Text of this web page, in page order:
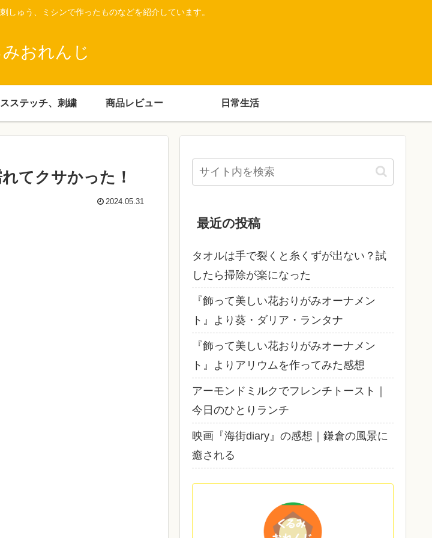
しゅう、ミシンで作ったものなどを紹介しています。
みおれんじ
ステッチ、刺繍 商品レビュー 日常生活
てクサかった！
2024.05.31
最近の投稿
タオルは手で裂くと糸くずが出ない？試
したら掃除が楽になった
『飾って美しい花おりがみオーナメン
ト』より葵・ダリア・ランタナ
『飾って美しい花おりがみオーナメン
ト』よりアリウムを作ってみた感想
アーモンドミルクでフレンチトースト｜
今日のひとりランチ
映画『海街diary』の感想｜鎌倉の風景に
癒される